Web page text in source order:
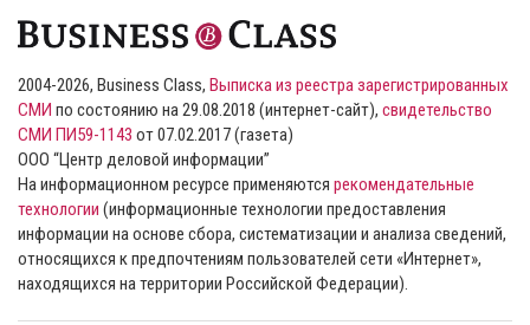
2004-2026, Business Class, Выписка из реестра зарегистрированных
СМИ по состоянию на 29.08.2018 (интернет-сайт), свидетельство
СМИ ПИ59-1143 от 07.02.2017 (газета)
ООО “Центр деловой информации”
На информационном ресурсе применяются рекомендательные
технологии (информационные технологии предоставления
информации на основе сбора, систематизации и анализа сведений,
относящихся к предпочтениям пользователей сети «Интернет»,
находящихся на территории Российской Федерации).